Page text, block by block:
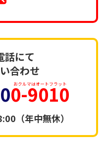
話にて
合わせ
0-9010
おクルマはオートフラット
（年中無休）